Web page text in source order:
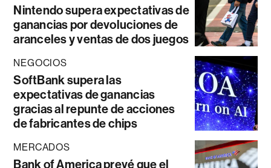
Nintendo supera expectativas de
ganancias por devoluciones de
aranceles y ventas de dos juegos
NEGOCIOS
SoftBank supera las
expectativas de ganancias
gracias al repunte de acciones
de fabricantes de chips
MERCADOS
Bank of America prevé que el